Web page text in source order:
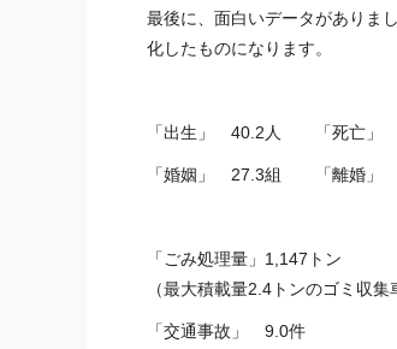
最後に、面白いデータがありま
化したものになります。
「出生」 40.2人 「死亡」
「婚姻」 27.3組 「離婚」
「ごみ処理量」1,147トン
（最大積載量2.4トンのゴミ収集
「交通事故」 9.0件